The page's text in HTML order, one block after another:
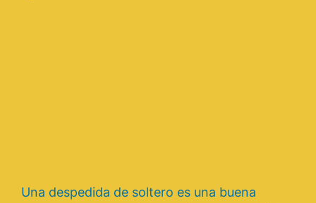
Una despedida de soltero es una buena